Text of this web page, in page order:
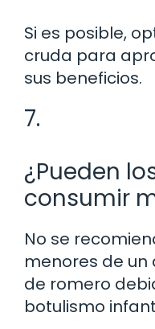
Si es posible,
cruda para
sus beneficios.
7.
¿Pueden
consumir
No se
menores de
de romero
botulismo